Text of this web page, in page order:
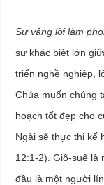
Sự vâng lời làm
sự khác biệt lớn
triển nghề nghiệp,
Chúa muốn chúng
hoạch tốt đẹp cho
Ngài sẽ thực thi kế
12:1-2). Giô-suê là
đầu là một người